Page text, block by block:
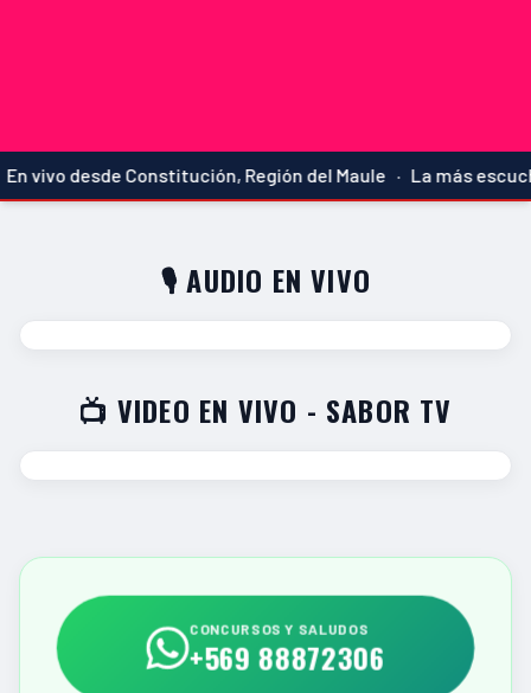
vivo desde Constitución, Región del Maule · La más
🎙️ AUDIO EN VIVO
📺 VIDEO EN VIVO - SABOR TV
CONCURSOS Y SALUDOS
+569 88872306